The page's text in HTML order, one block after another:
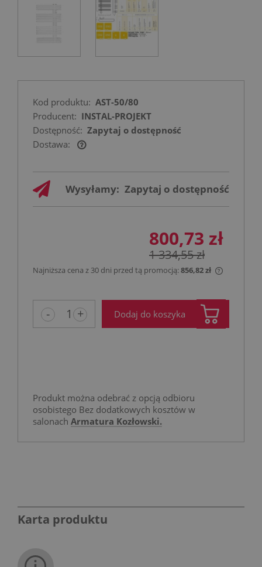
Kod produktu: AST-50/80
Producent: INSTAL-PROJEKT
Dostępność: Zapytaj o dostępność
Dostawa:
Cena nie zawiera ewentualnych kosztów
Wysyłamy: Zapytaj o dostępność
800,73 zł
1 334,55 zł
Najniższa cena z 30 dni przed tą promocją:856,82 zł
- + Dodaj do koszyka
Produkt można odebrać z opcją odbioru
osobistego Bez dodatkowych kosztów w
salonach Armatura Kozłowski.
Karta produktu